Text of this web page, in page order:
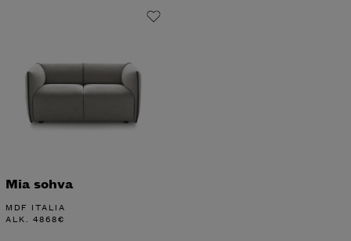
Mia sohva
MDF ITALIA
ALK. 4868€